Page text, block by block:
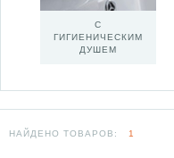
С
ГИГИЕНИЧЕСКИМ
ДУШЕМ
НАЙДЕНО ТОВАРОВ: 1